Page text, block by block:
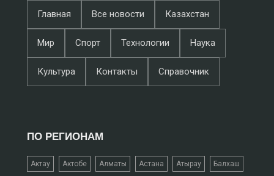
Главная Все новости Казахстан
Мир Спорт Технологии Наука
Культура Контакты Справочник
ПО РЕГИОНАМ
Актау Актобе Алматы Астана Атырау Балхаш